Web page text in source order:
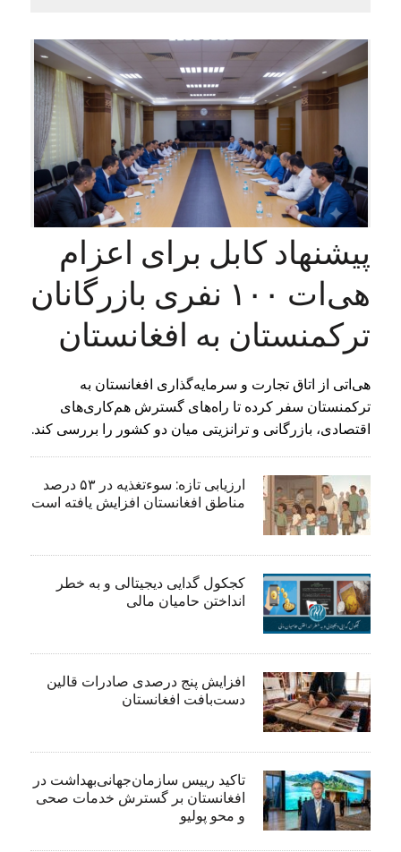
پیشنهاد کابل برای اعزام
هی‌ات ۱۰۰ نفری بازرگانان
ترکمنستان به افغانستان
هی‌اتی از اتاق تجارت و سرمایه‌گذاری افغانستان به
ترکمنستان سفر کرده تا راه‌های گسترش هم‌کاری‌های
اقتصادی، بازرگانی و ترانزیتی میان دو کشور را بررسی کند.
ارزیابی تازه: سوءتغذیه در ۵۳ درصد
مناطق افغانستان افزایش یافته است
کجکول گدایی دیجیتالی و به خطر
انداختن حامیان مالی
افزایش پنج درصدی صادرات قالین
دست‌بافت افغانستان
تاکید رییس سازمان‌جهانی‌بهداشت در
افغانستان بر گسترش خدمات صحی
و محو پولیو